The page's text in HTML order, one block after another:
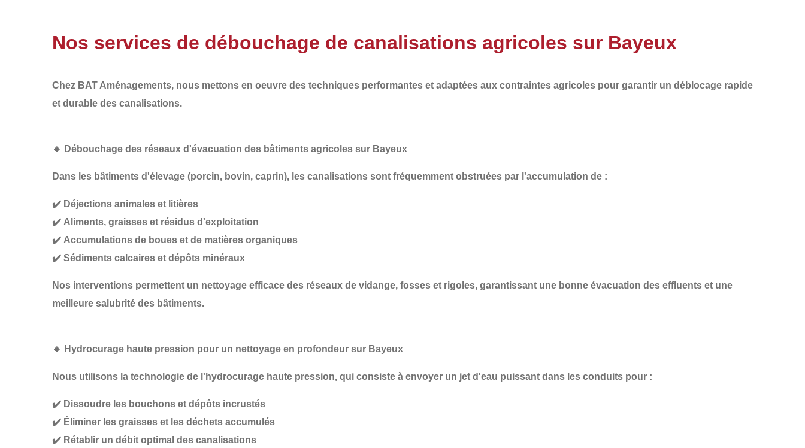
Nos services de débouchage de canalisations agricoles sur Bayeux
Chez BAT Aménagements, nous mettons en oeuvre des techniques performantes et adaptées aux contraintes agricoles pour garantir un déblocage rapide
et durable des canalisations.
🔹 Débouchage des réseaux d'évacuation des bâtiments agricoles sur Bayeux
Dans les bâtiments d'élevage (porcin, bovin, caprin), les canalisations sont fréquemment obstruées par l'accumulation de :
✔️ Déjections animales et litières
✔️ Aliments, graisses et résidus d'exploitation
✔️ Accumulations de boues et de matières organiques
✔️ Sédiments calcaires et dépôts minéraux
Nos interventions permettent un nettoyage efficace des réseaux de vidange, fosses et rigoles, garantissant une bonne évacuation des effluents et une
meilleure salubrité des bâtiments.
🔹 Hydrocurage haute pression pour un nettoyage en profondeur sur Bayeux
Nous utilisons la technologie de l'hydrocurage haute pression, qui consiste à envoyer un jet d'eau puissant dans les conduits pour :
✔️ Dissoudre les bouchons et dépôts incrustés
✔️ Éliminer les graisses et les déchets accumulés
✔️ Rétablir un débit optimal des canalisations